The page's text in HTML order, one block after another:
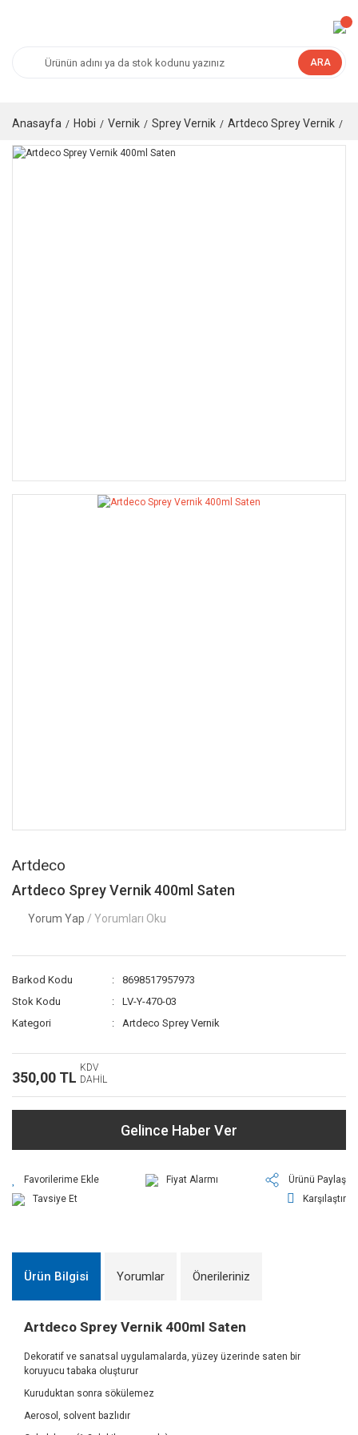
ARA
Anasayfa Hobi Vernik Sprey Vernik Artdeco Sprey Vernik
Artdeco
Artdeco Sprey Vernik 400ml Saten
Yorum Yap / Yorumları Oku
Barkod Kodu
8698517957973
Stok Kodu
LV-Y-470-03
Kategori
Artdeco Sprey Vernik
350,00 TL
KDV
DAHİL
Gelince Haber Ver
Fiyat Alarmı
Ürünü Paylaş
Tavsiye Et
Karşılaştır
Ürün Bilgisi Yorumlar Önerileriniz
Artdeco Sprey Vernik 400ml Saten
Dekoratif ve sanatsal uygulamalarda, yüzey üzerinde saten bir
koruyucu tabaka oluşturur
Kuruduktan sonra sökülemez
Aerosol, solvent bazlıdır